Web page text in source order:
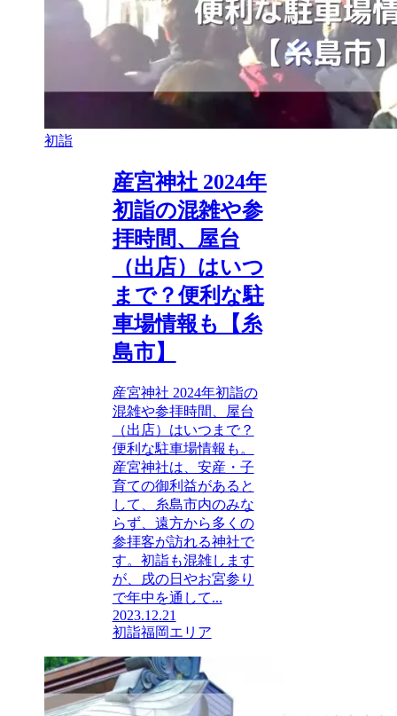
初詣
産宮神社 2024年
初詣の混雑や参
拝時間、屋台
（出店）はいつ
まで？便利な駐
車場情報も【糸
島市】
産宮神社 2024年初詣の
混雑や参拝時間、屋台
（出店）はいつまで？
便利な駐車場情報も。
産宮神社は、安産・子
育ての御利益があると
して、糸島市内のみな
らず、遠方から多くの
参拝客が訪れる神社で
す。初詣も混雑します
が、戌の日やお宮参り
で年中を通して...
2023.12.21
初詣福岡エリア